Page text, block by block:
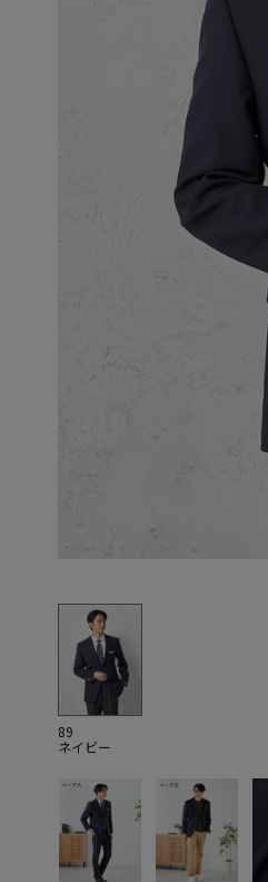
89
ネイビー